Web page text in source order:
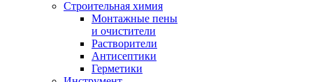
Строительная химия
Монтажные пены
и очистители
Растворители
Антисептики
Герметики